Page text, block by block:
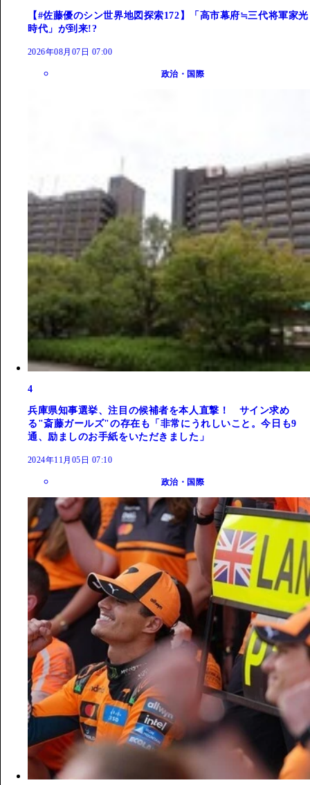
【#佐藤優のシン世界地図探索172】「高市幕府≒三代将軍家光
時代」が到来!?
2026年08月07日 07:00
政治・国際
4
兵庫県知事選挙、注目の候補者を本人直撃！ サイン求め
る"斎藤ガールズ"の存在も「非常にうれしいこと。今日も9
通、励ましのお手紙をいただきました」
2024年11月05日 07:10
政治・国際